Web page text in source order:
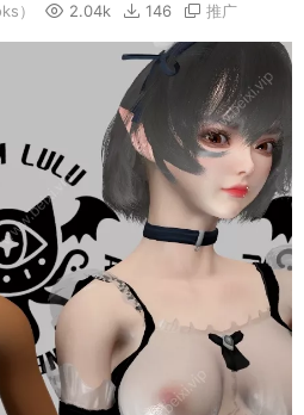
） 2.04k 146 推广